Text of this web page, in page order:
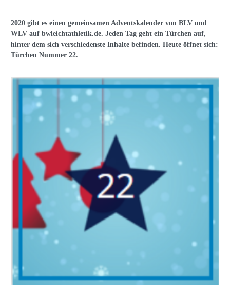
2020 gibt es einen gemeinsamen Adventskalender von BLV und
WLV auf bwleichtathletik.de. Jeden Tag geht ein Türchen auf,
hinter dem sich verschiedenste Inhalte befinden. Heute öffnet sich:
Türchen Nummer 22.